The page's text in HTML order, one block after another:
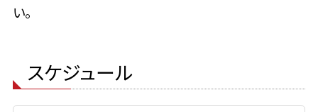
い。
スケジュール